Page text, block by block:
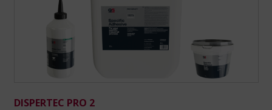
DISPERTEC PRO 2